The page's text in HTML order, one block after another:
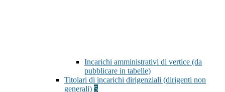
Incarichi amministrativi di vertice (da
pubblicare in tabelle)
Titolari di incarichi dirigenziali (dirigenti non
generali) 5